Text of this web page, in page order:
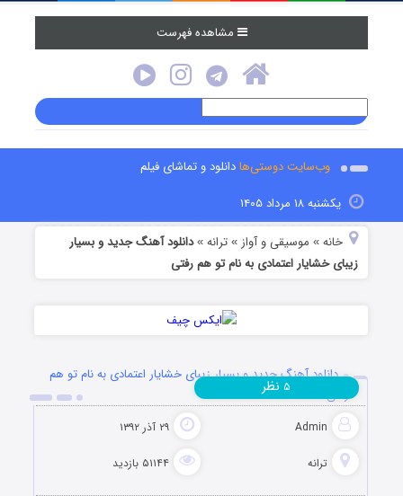
مشاهده فهرست
وب‌سایت دوستی‌هادانلود و تماشای فیلم
یکشنبه ۱۸ مرداد ۱۴۰۵
خانه » موسیقی و آواز »ترانه »دانلود آهنگ جدید و بسیار
زیبای خشایار اعتمادی به نام تو هم رفتی
دانلود آهنگ جدید و بسیار زیبای خشایار اعتمادی به نام تو هم
رفتی
Admin ۲۹ آذر ۱۳۹۲
ترانه ۵۱۱۴۴ بازدید
۵ نظر